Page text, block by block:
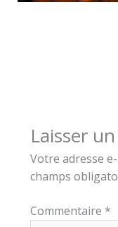
Laisser
Votre adresse
champs
Commentaire *